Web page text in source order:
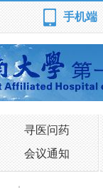
手机端
寻医问药
会议通知